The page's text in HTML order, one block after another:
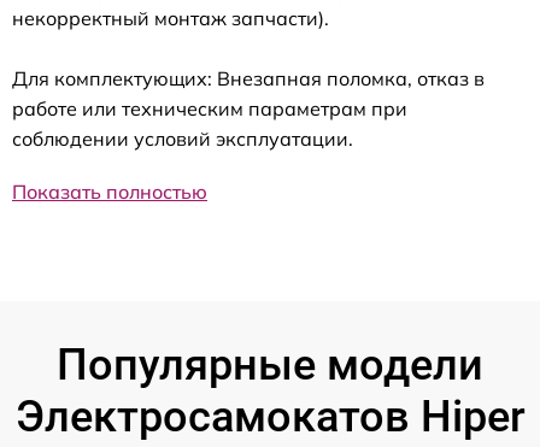
некорректный монтаж запчасти).
Для комплектующих: Внезапная поломка, отказ в
работе или техническим параметрам при
соблюдении условий эксплуатации.
Показать полностью
Популярные модели
Электросамокатов Hiper